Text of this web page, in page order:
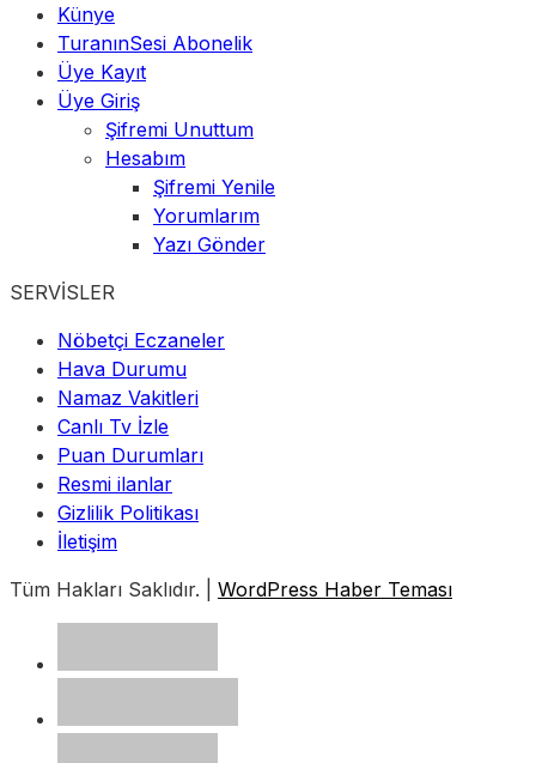
Künye
TuranınSesi Abonelik
Üye Kayıt
Üye Giriş
Şifremi Unuttum
Hesabım
Şifremi Yenile
Yorumlarım
Yazı Gönder
SERVİSLER
Nöbetçi Eczaneler
Hava Durumu
Namaz Vakitleri
Canlı Tv İzle
Puan Durumları
Resmi ilanlar
Gizlilik Politikası
İletişim
Tüm Hakları Saklıdır. | WordPress Haber Teması